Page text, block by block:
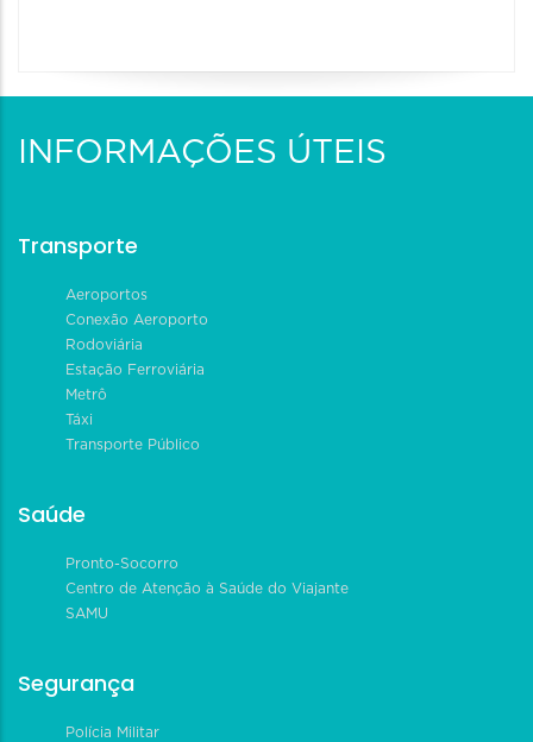
INFORMAÇÕES ÚTEIS
Transporte
Aeroportos
Conexão Aeroporto
Rodoviária
Estação Ferroviária
Metrô
Táxi
Transporte Público
Saúde
Pronto-Socorro
Centro de Atenção à Saúde do Viajante
SAMU
Segurança
Polícia Militar